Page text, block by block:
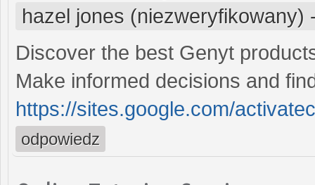
hazel jones (niezweryfikowany)
Discover the best Genyt
Make informed decisions and
https://sites.google.com/
odpowiedz